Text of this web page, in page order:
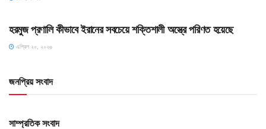
হরমুজ প্রণালি কীভাবে ইরানের সবচেয়ে শক্তিশালী অস্ত্রে পরিণত হয়েছে
এপ্রিল ২০, ২০২৬
জনপ্রিয় সংবাদ
সাম্প্রতিক সংবাদ